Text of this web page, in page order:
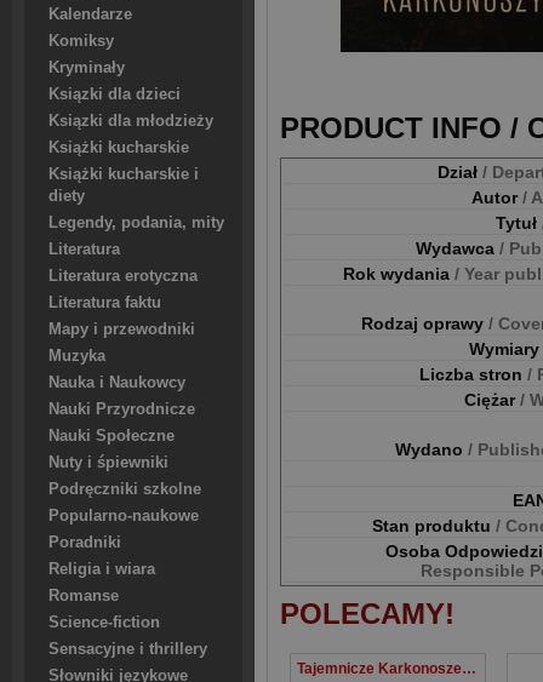
Kalendarze
Komiksy
Kryminały
Ksiązki dla dzieci
Ksiązki dla młodzieży
Książki kucharskie
Książki kucharskie i
diety
Legendy, podania, mity
Literatura
Literatura erotyczna
Literatura faktu
Mapy i przewodniki
Muzyka
Nauka i Naukowcy
Nauki Przyrodnicze
Nauki Społeczne
Nuty i śpiewniki
Podręczniki szkolne
Popularno-naukowe
Poradniki
Religia i wiara
Romanse
Science-fiction
Sensacyjne i thrillery
Słowniki językowe
PRODUCT INFO /
Dział /
Autor/
Tytuł
Wydawca /
Rok wydania / Year
Rodzaj oprawy /
Wymiary
Liczba stron /
Ciężar/
Wydano /
Stan produktu /
Osoba
Responsible
POLECAMY!
Tajemnicze Karkonosze Sekrety schlingelbaude I spalonego schroniska PTTK im. Bronisława Czecha